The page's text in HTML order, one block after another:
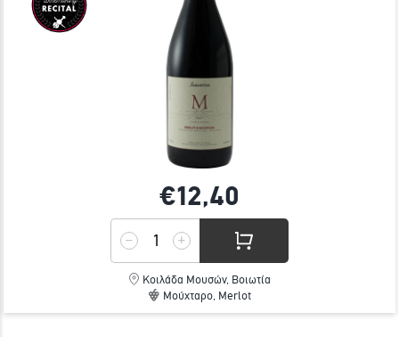
€12,40
Κοιλάδα Μουσών, Βοιωτία
Μούχταρο, Merlot